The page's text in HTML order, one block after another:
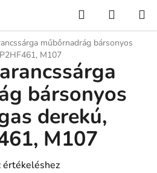
KeresésKOSÁR
műbőrnadrág bársonyos
M107
bársonyos
derekú,
M107
értékeléshez